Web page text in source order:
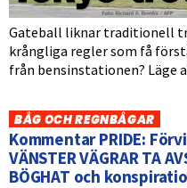
Gateball liknar traditionell
krångliga regler som få
från bensinstationen? Läge
BÅG OCH REGNBÅGAR
Kommentar PRIDE:
VÄNSTER VÄGRAR TA
BÖGHAT och